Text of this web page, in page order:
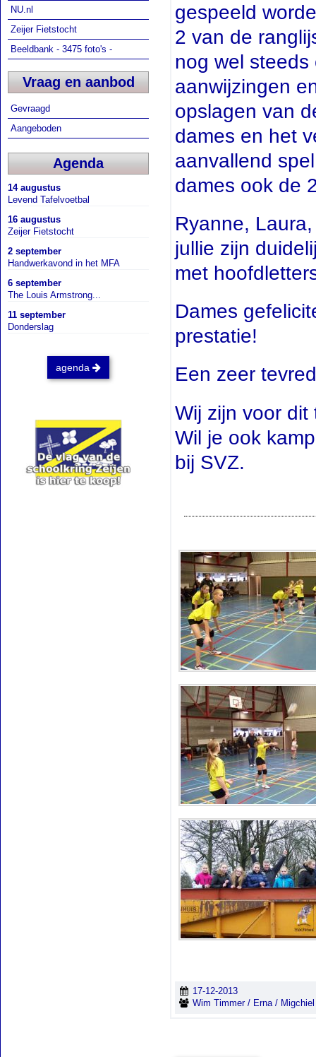
NU.nl
Zeijer Fietstocht
Beeldbank - 3475 foto's -
Vraag en aanbod
Gevraagd
Aangeboden
Agenda
14 augustus
Levend Tafelvoetbal
16 augustus
Zeijer Fietstocht
2 september
Handwerkavond in het MFA
6 september
The Louis Armstrong...
11 september
Donderslag
agenda
gespeeld
2 van de
nog wel
aanwijzingen
opslagen van
dames en het
aanvallend
dames ook de
Ryanne,
jullie zijn
met
Dames
prestatie!
Een zeer
Wij zijn voor
Wil je ook
bij SVZ.
17-12-2013
Wim Timmer / Erna / Migchiel